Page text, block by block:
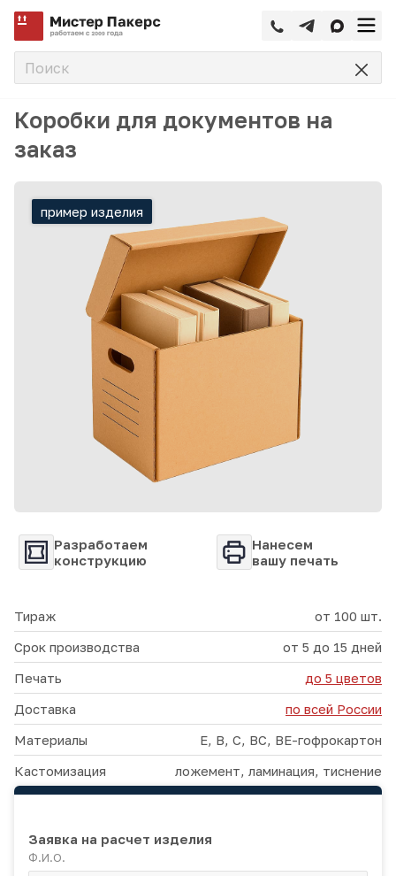
Главная — Упаковка на заказ — Коробки по назначению
Коробки для документов на
заказ
пример изделия
Разработаем
конструкцию
Нанесем
вашу печать
Тираж
от 100 шт.
Срок производства
от 5 до 15 дней
Печать
до 5 цветов
Доставка
по всей России
Материалы
E, B, C, BC, BE-гофрокартон
Кастомизация
ложемент, ламинация, тиснение
Заявка на расчет изделия
Ф.И.О.